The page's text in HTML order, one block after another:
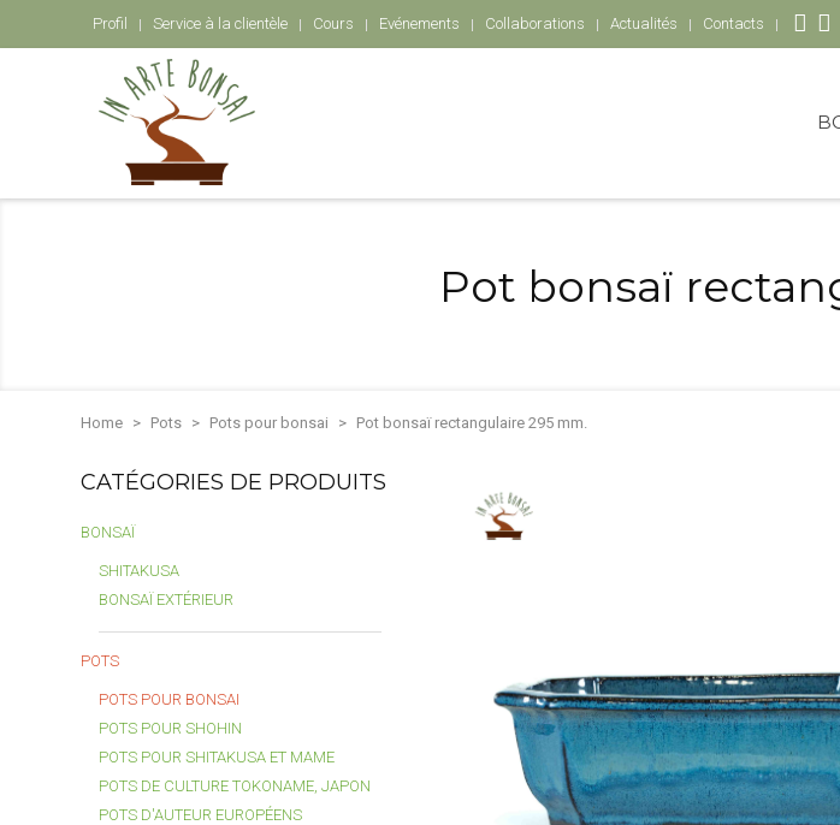
Profil Service à la clientèle Cours Evénements Collaborations Actualités Contacts
Pot bonsaï
Home Pots Pots pour bonsai Pot bonsaï rectangulaire 295 mm.
CATÉGORIES DE PRODUITS
BONSAÏ
SHITAKUSA
BONSAÏ EXTÉRIEUR
POTS
POTS POUR BONSAI
POTS POUR SHOHIN
POTS POUR SHITAKUSA ET MAME
POTS DE CULTURE TOKONAME, JAPON
POTS D'AUTEUR EUROPÉENS